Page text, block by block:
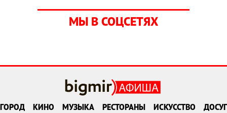
МЫ В СОЦСЕТЯХ
ГОРОД КИНО МУЗЫКА РЕСТОРАНЫ ИСКУССТВО ДОСУГ